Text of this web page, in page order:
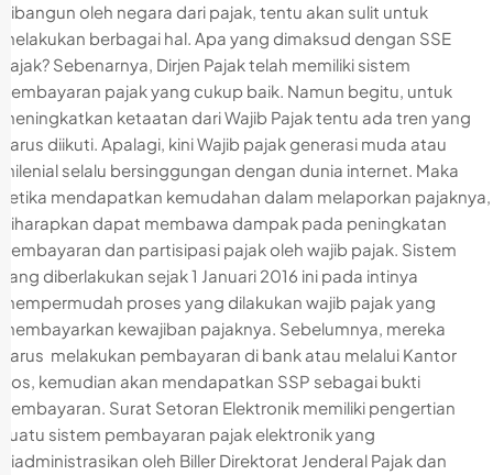
dibangun oleh negara dari pajak, tentu akan sulit untuk
melakukan berbagai hal. Apa yang dimaksud dengan SSE
Pajak? Sebenarnya, Dirjen Pajak telah memiliki sistem
pembayaran pajak yang cukup baik. Namun begitu, untuk
meningkatkan ketaatan dari Wajib Pajak tentu ada tren yang
harus diikuti. Apalagi, kini Wajib pajak generasi muda atau
milenial selalu bersinggungan dengan dunia internet. Maka
ketika mendapatkan kemudahan dalam melaporkan pajaknya,
diharapkan dapat membawa dampak pada peningkatan
pembayaran dan partisipasi pajak oleh wajib pajak. Sistem
yang diberlakukan sejak 1 Januari 2016 ini pada intinya
mempermudah proses yang dilakukan wajib pajak yang
membayarkan kewajiban pajaknya. Sebelumnya, mereka
harus melakukan pembayaran di bank atau melalui Kantor
Pos, kemudian akan mendapatkan SSP sebagai bukti
pembayaran. Surat Setoran Elektronik memiliki pengertian
suatu sistem pembayaran pajak elektronik yang
diadministrasikan oleh Biller Direktorat Jenderal Pajak dan